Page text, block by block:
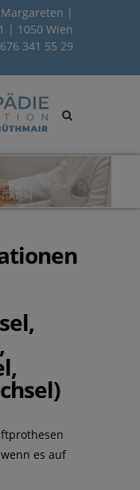
Margareten |
| 1050 Wien
341 55 29
Site
es auf